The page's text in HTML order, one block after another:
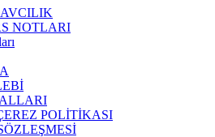
NOTLARI
POLİTİKASI